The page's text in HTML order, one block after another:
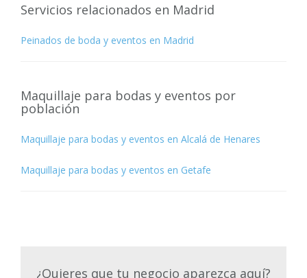
Servicios relacionados en Madrid
Peinados de boda y eventos en Madrid
Maquillaje para bodas y eventos por
población
Maquillaje para bodas y eventos en Alcalá de Henares
Maquillaje para bodas y eventos en Getafe
¿Quieres que tu negocio aparezca aquí?